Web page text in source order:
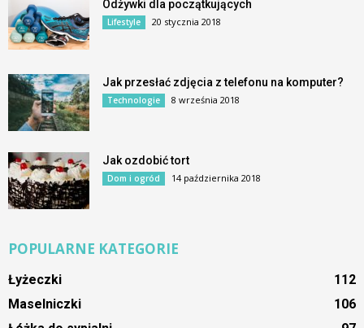
Odżywki dla początkujących
Lifestyle 20 stycznia 2018
Jak przesłać zdjęcia z telefonu na komputer?
Technologie 8 września 2018
Jak ozdobić tort
Dom i ogród 14 października 2018
POPULARNE KATEGORIE
Łyżeczki
112
Maselniczki
106